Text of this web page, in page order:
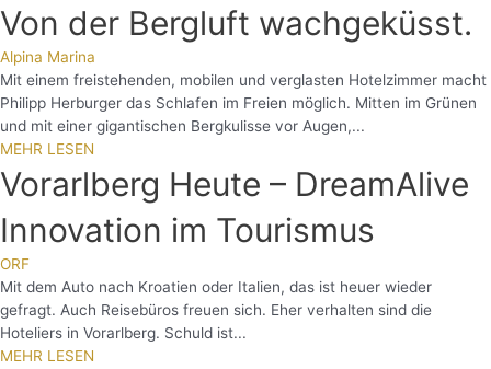
Von der Bergluft wachgeküsst.
Alpina Marina
Mit einem freistehenden, mobilen und verglasten Hotelzimmer macht
Philipp Herburger das Schlafen im Freien möglich. Mitten im Grünen
und mit einer gigantischen Bergkulisse vor Augen,...
MEHR LESEN
Vorarlberg Heute – DreamAlive
Innovation im Tourismus
ORF
Mit dem Auto nach Kroatien oder Italien, das ist heuer wieder
gefragt. Auch Reisebüros freuen sich. Eher verhalten sind die
Hoteliers in Vorarlberg. Schuld ist...
MEHR LESEN